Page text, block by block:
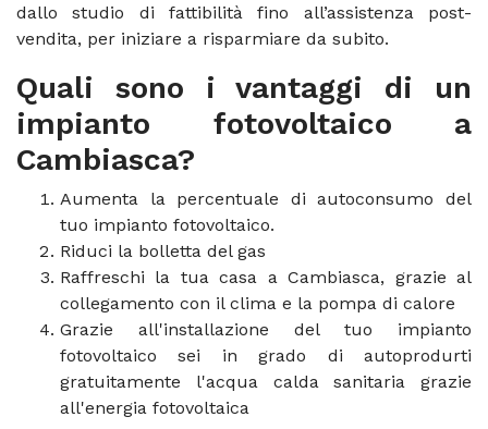
dallo studio di fattibilità fino all’assistenza post-
vendita, per iniziare a risparmiare da subito.
Quali sono i vantaggi di un
impianto fotovoltaico a
Cambiasca?
Aumenta la percentuale di autoconsumo del
tuo impianto fotovoltaico.
Riduci la bolletta del gas
Raffreschi la tua casa a Cambiasca, grazie al
collegamento con il clima e la pompa di calore
Grazie all'installazione del tuo impianto
fotovoltaico sei in grado di autoprodurti
gratuitamente l'acqua calda sanitaria grazie
all'energia fotovoltaica